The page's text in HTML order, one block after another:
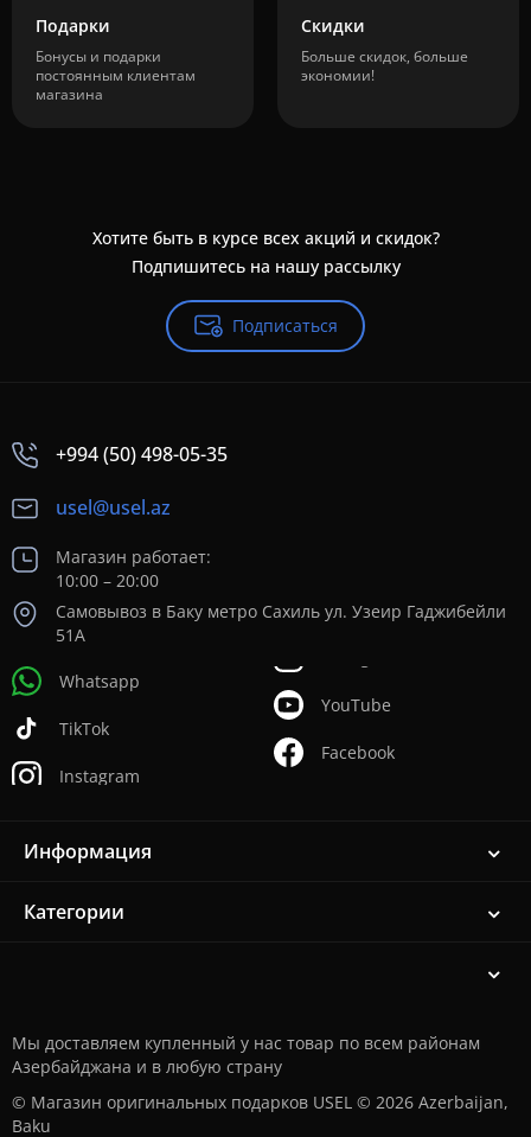
Подарки
Бонусы и подарки
постоянным клиентам
магазина
Скидки
Больше скидок, больше
экономии!
Хотите быть в курсе всех акций и скидок?
Подпишитесь на нашу рассылку
Подписаться
+994 (50) 498-05-35
usel@usel.az
Магазин работает:
10:00 – 20:00
Самовывоз в Баку метро Сахиль ул. Узеир Гаджибейли
51А
Whatsapp
TikTok
Instagram
YouTube
Facebook
Информация
Категории
Мы доставляем купленный у нас товар по всем районам
Азербайджана и в любую страну
© Магазин оригинальных подарков USEL © 2026 Azerbaijan,
Baku